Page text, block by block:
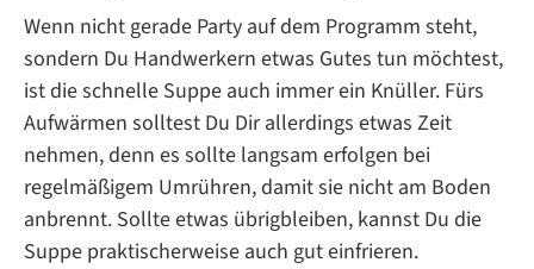
Wenn nicht gerade Party auf dem Programm steht,
sondern Du Handwerkern etwas Gutes tun möchtest,
ist die schnelle Suppe auch immer ein Knüller. Fürs
Aufwärmen solltest Du Dir allerdings etwas Zeit
nehmen, denn es sollte langsam erfolgen bei
regelmäßigem Umrühren, damit sie nicht am Boden
anbrennt. Sollte etwas übrigbleiben, kannst Du die
Suppe praktischerweise auch gut einfrieren.